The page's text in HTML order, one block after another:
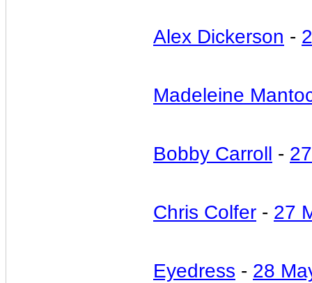
Alex Dickerson -
Madeleine
Bobby Carroll -
Chris Colfer - 27
Eyedress - 28